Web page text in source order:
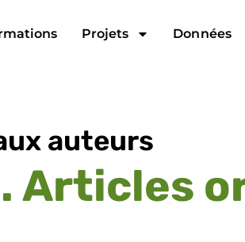
Projets Données
auteurs
Articles